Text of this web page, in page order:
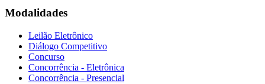
Modalidades
Leilão Eletrônico
Diálogo Competitivo
Concurso
Concorrência - Eletrônica
Concorrência - Presencial